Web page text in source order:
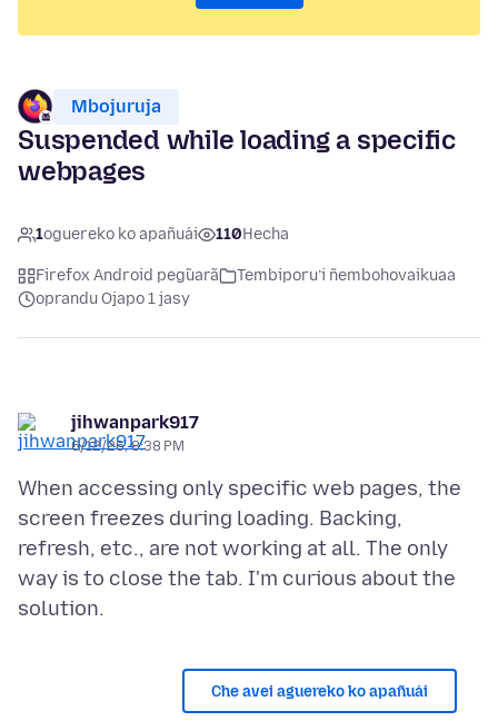
Mbojuruja
Suspended while loading a specific
webpages
1oguereko ko apañuái 110Hecha
Firefox Android peg̃uarã
Tembiporu’i ñembohovaikuaa
oprandu Ojapo 1 jasy
jihwanpark917
6/12/26, 8:38 PM
When accessing only specific web pages, the
screen freezes during loading. Backing,
refresh, etc., are not working at all. The only
way is to close the tab. I'm curious about the
Che avei aguereko ko apañuái